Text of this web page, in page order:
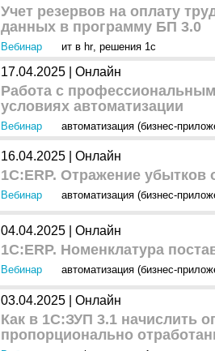
Учет резервов на оплату
данных в программу БП 3.0
Вебинар ит в hr, решения 1с
17.04.2025 | Онлайн
Работа с
условиях автоматизации
Вебинар автоматизация (бизнес-
16.04.2025 | Онлайн
1С:ERP. Отражение убытков
Вебинар автоматизация (бизнес-
04.04.2025 | Онлайн
1С:ERP. Номенклатура
Вебинар автоматизация (бизнес-
03.04.2025 | Онлайн
Как в 1С:ЗУП 3.1 начислить
пропорционально